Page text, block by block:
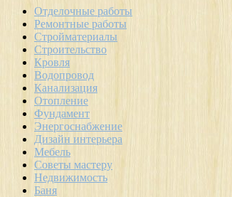
Отделочные работы
Ремонтные работы
Стройматериалы
Строительство
Кровля
Водопровод
Канализация
Отопление
Фундамент
Энергоснабжение
Дизайн интерьера
Мебель
Советы мастеру
Недвижимость
Баня